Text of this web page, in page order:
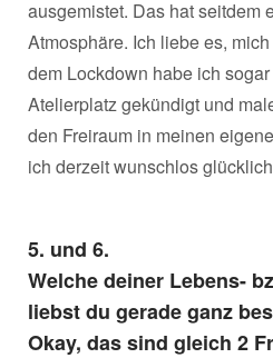
ausgemistet. Das hat seitdem
Atmosphäre. Ich liebe es,
dem Lockdown habe ich
Atelierplatz gekündigt und
den Freiraum in meinen
ich derzeit wunschlos
5. und 6.
Welche deiner Lebens-
liebst du gerade ganz
Okay, das sind gleich 2